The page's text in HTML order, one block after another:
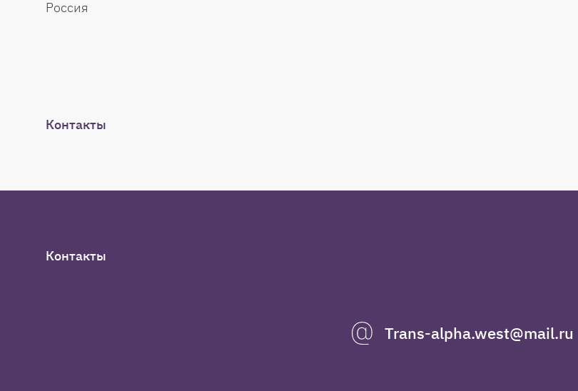
Россия
Контакты
Контакты
Trans-alpha.west@mail.ru